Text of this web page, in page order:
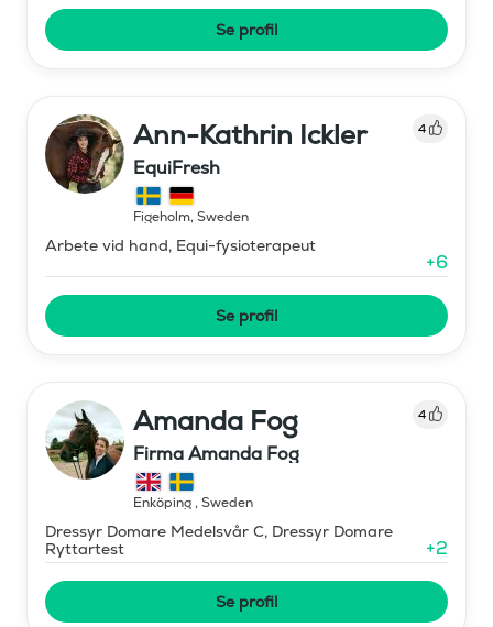
Se profil
Ann-Kathrin Ickler 4
EquiFresh
Figeholm, Sweden
Arbete vid hand, Equi-fysioterapeut
+6
Se profil
Amanda Fog 4
Firma Amanda Fog
Enköping, Sweden
Dressyr Domare Medelsvår C, Dressyr Domare
Ryttartest
+2
Se profil